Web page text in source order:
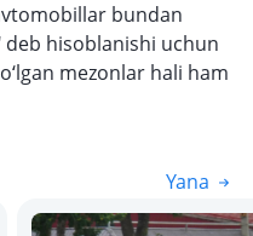
bundan
hisoblanishi uchun
mezonlar hali ham
Yana